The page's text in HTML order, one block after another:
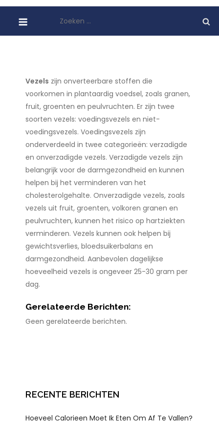
naar:
Vezels zijn onverteerbare stoffen die
voorkomen in plantaardig voedsel, zoals granen,
fruit, groenten en peulvruchten. Er zijn twee
soorten vezels: voedingsvezels en niet-
voedingsvezels. Voedingsvezels zijn
onderverdeeld in twee categorieën: verzadigde
en onverzadigde vezels. Verzadigde vezels zijn
belangrijk voor de darmgezondheid en kunnen
helpen bij het verminderen van het
cholesterolgehalte. Onverzadigde vezels, zoals
vezels uit fruit, groenten, volkoren granen en
peulvruchten, kunnen het risico op hartziekten
verminderen. Vezels kunnen ook helpen bij
gewichtsverlies, bloedsuikerbalans en
darmgezondheid. Aanbevolen dagelijkse
hoeveelheid vezels is ongeveer 25-30 gram per
dag.
Gerelateerde Berichten:
Geen gerelateerde berichten.
RECENTE BERICHTEN
Hoeveel Calorieen Moet Ik Eten Om Af Te Vallen?